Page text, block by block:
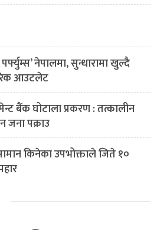
नेपालमा, सुन्धारामा खुल्दै
आउटलेट
बैंक घोटाला प्रकरण : तत्कालीन
पक्राउ
किनेका उपभोक्ताले जिते १०